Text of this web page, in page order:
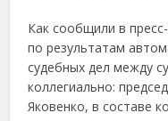
Как сообщили в
по результатам
судебных дел между
коллегиально:
Яковенко, в составе